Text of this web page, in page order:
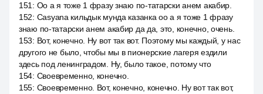
151 : Оо а я тоже 1 фразу знаю по-татарски анем акабир.
152: Casyana кильдык мунда казанка оо а я тоже 1 фразу
знаю по-татарски анем акабир да да, это, конечно, очень.
153: Вот, конечно. Ну вот так вот. Поэтому мы каждый, у нас
другого не было, чтобы мы в пионерские лагеря ездили
здесь под ленинградом. Ну, было такое, потому что
154: Своевременно, конечно.
155: Своевременно. Вот, конечно, конечно. Ну вот так вот,